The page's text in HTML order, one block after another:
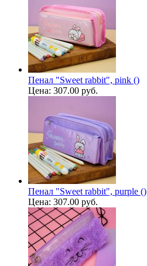
Пенал "Sweet rabbit", pink ()
Цена: 307.00 руб.
Пенал "Sweet rabbit", purple ()
Цена: 307.00 руб.